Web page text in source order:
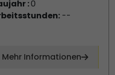
:0
--
Mehr Informationen